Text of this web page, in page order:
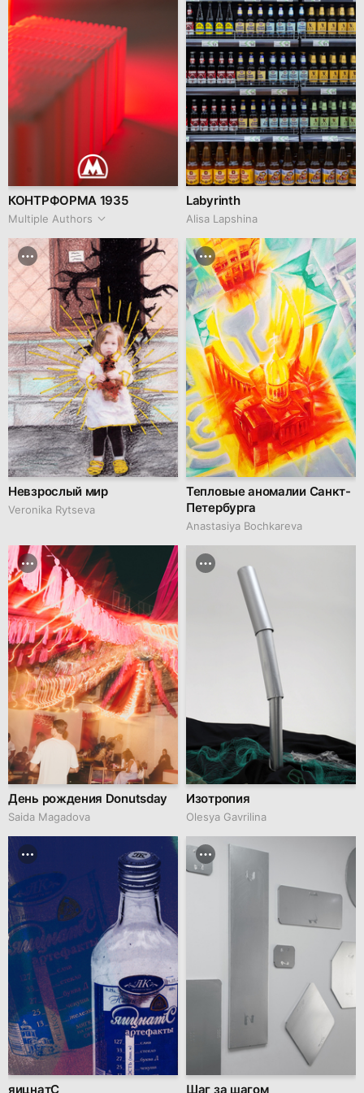
КОНТРФОРМА 1935
Multiple Authors
Labyrinth
Аlisa Lapshina
Невзрослый мир
Veronika Rytseva
Тепловые аномалии Санкт-
Петербурга
Anastasiya Bochkareva
День рождения Donutsday
Saida Magadova
Изотропия
Olesya Gavrilina
яицнатС Шаг за шагом